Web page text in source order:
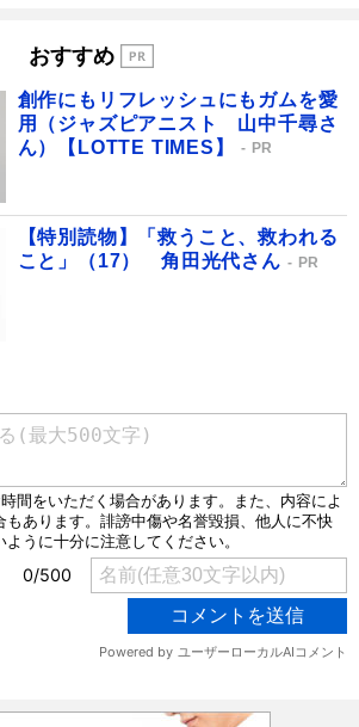
おすすめ
創作にもリフレッシュにもガムを愛
用（ジャズピアニスト 山中千尋さ
ん）【LOTTE TIMES】
PR
【特別読物】「救うこと、救われる
こと」（17） 角田光代さん
PR